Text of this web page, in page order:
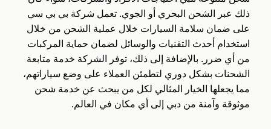
ذلك عبر الشحن البحري أو الجوي. تعمل شركة بي بي سي
على ضمان سلامة السيارات خلال عملية الشحن من خلال
استخدام أحدث التقنيات والوسائل لضمان حماية المركبات
من أي ضرر. بالإضافة إلى ذلك، توفر الشركة خدمة متابعة
الشحنات بشكل دوري لتطمئن العملاء على وضع سياراتهم،
مما يجعلها الخيار المثالي لكل من يبحث عن خدمة شحن
موثوقة وآمنة من دبي إلى أي مكان في العالم.